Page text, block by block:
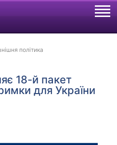
політика
18-й пакет
для України